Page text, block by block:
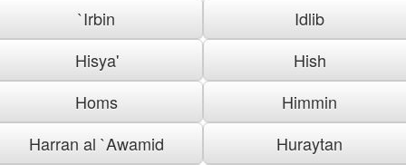
`Irbin
Idlib
Hisya'
Hish
Homs
Himmin
Harran al `Awamid
Huraytan